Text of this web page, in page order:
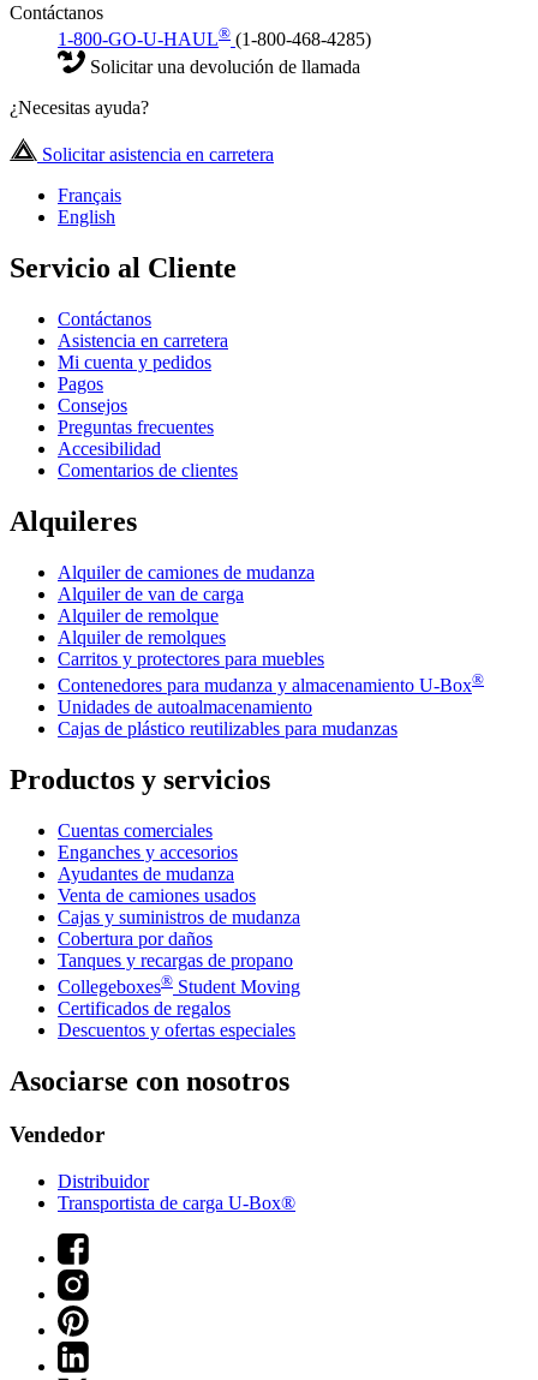
Contáctanos
1-800-GO-U-HAUL® (1-800-468-4285)
Solicitar una devolución de llamada
¿Necesitas ayuda?
Solicitar asistencia en carretera
Français
English
Servicio al Cliente
Contáctanos
Asistencia en carretera
Mi cuenta y pedidos
Pagos
Consejos
Preguntas frecuentes
Accesibilidad
Comentarios de clientes
Alquileres
Alquiler de camiones de mudanza
Alquiler de van de carga
Alquiler de remolque
Alquiler de remolques
Carritos y protectores para muebles
Contenedores para mudanza y almacenamiento U-Box®
Unidades de autoalmacenamiento
Cajas de plástico reutilizables para mudanzas
Productos y servicios
Cuentas comerciales
Enganches y accesorios
Ayudantes de mudanza
Venta de camiones usados
Cajas y suministros de mudanza
Cobertura por daños
Tanques y recargas de propano
Collegeboxes® Student Moving
Certificados de regalos
Descuentos y ofertas especiales
Asociarse con nosotros
Vendedor
Distribuidor
Transportista de carga U-Box®